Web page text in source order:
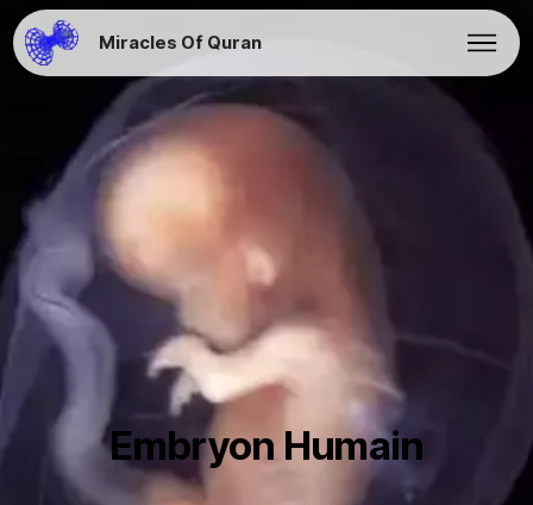
Miracles Of Quran
Embryon Humain